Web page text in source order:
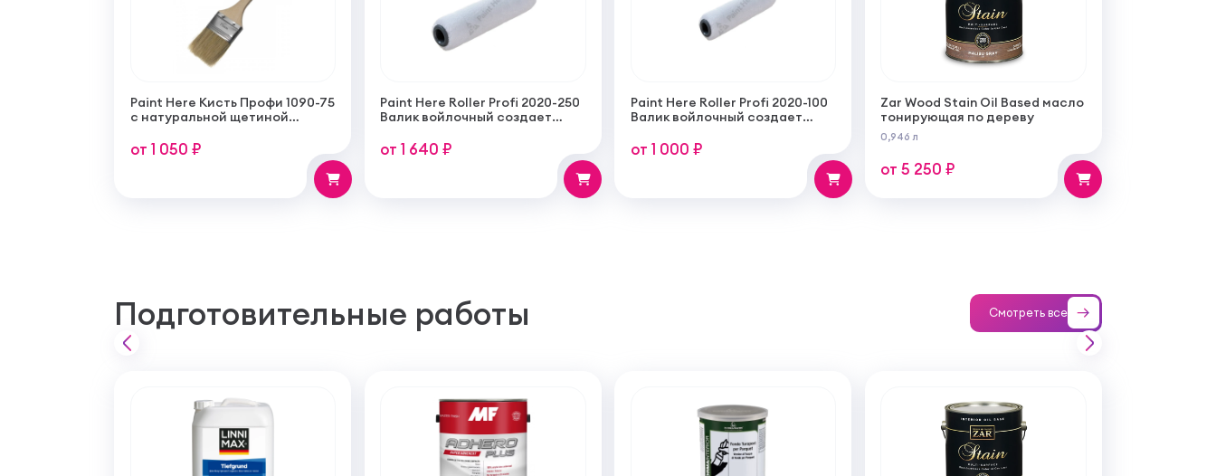
Paint Here Кисть Профи 1090-75
с натуральной щетиной
от 1 050 ₽
Paint Here Roller Profi 2020-250
Валик войлочный создает
покрытия 250мм
от 1 640 ₽
Paint Here Roller Profi 2020-100
Валик войлочный создает
покрытия 100мм
от 1 000 ₽
Zar Wood Stain Oil Based масло
тонирующая по дереву
0,946 л
от 5 250 ₽
Подготовительные работы Смотреть все